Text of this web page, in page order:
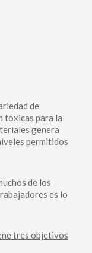
de
tóxicas para la
genera
permitidos
de los
es lo
tres objetivos